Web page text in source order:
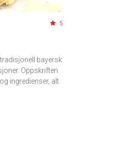
5
bayersk
Oppskriften
ingredienser, alt